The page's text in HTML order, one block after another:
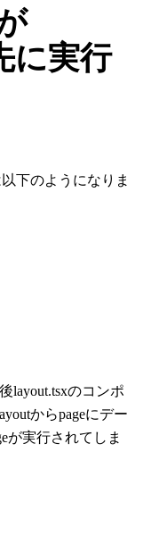
に実行
下のようになりま
layout.tsxのコンポ
からpageにデー
が実行されてしま